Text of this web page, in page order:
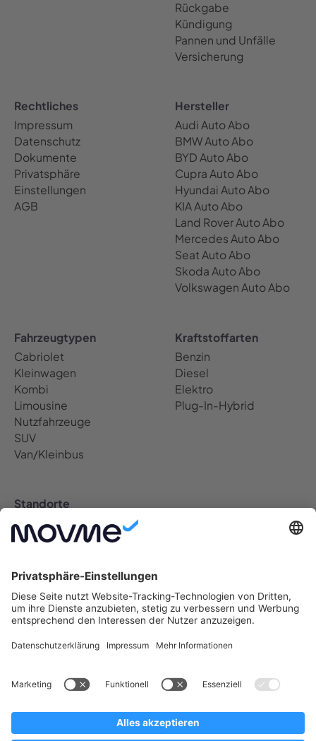
Rückgabe
Kündigung
Pannen und Unfälle
Versicherung
Rechtliches
Impressum
Datenschutz
Dokumente
Privatsphäre
Einstellungen
AGB
Hersteller
Audi Auto Abo
BMW Auto Abo
BYD Auto Abo
Cupra Auto Abo
Hyundai Auto Abo
KIA Auto Abo
Land Rover Auto Abo
Mercedes Auto Abo
Seat Auto Abo
Skoda Auto Abo
Volkswagen Auto Abo
Fahrzeugtypen
Cabriolet
Kleinwagen
Kombi
Limousine
Nutzfahrzeuge
SUV
Van/Kleinbus
Kraftstoffarten
Benzin
Diesel
Elektro
Plug-In-Hybrid
Standorte
Auto Abo Deutschland
Berlin Auto Abo
Dresden Auto Abo
Düsseldorf Auto Abo
Frankfurt Auto Abo
Hamburg Auto Abo
Köln Auto Abo
München Auto Abo
Stuttgart Auto Abo